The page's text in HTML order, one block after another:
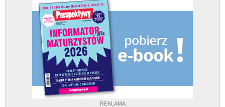
REKLAMA